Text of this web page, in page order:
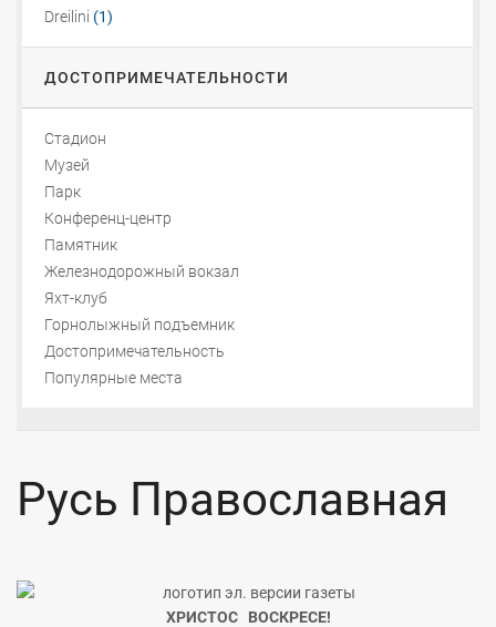
Dreilini (1)
ДОСТОПРИМЕЧАТЕЛЬНОСТИ
Стадион
Музей
Парк
Конференц-центр
Памятник
Железнодорожный вокзал
Яхт-клуб
Горнолыжный подъемник
Достопримечательность
Популярные места
Русь Православная
ХРИСТОС ВОСКРЕСЕ!